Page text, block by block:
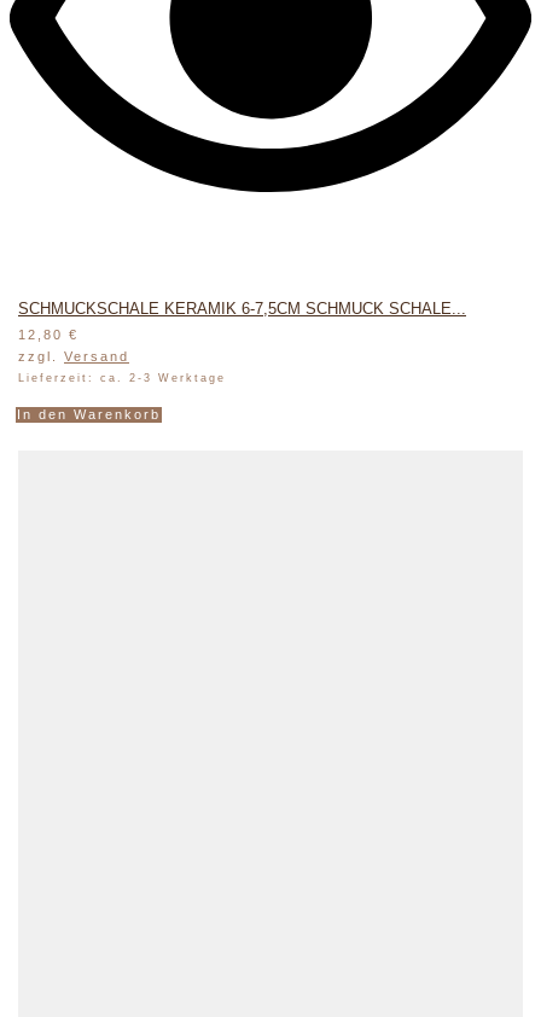
SCHMUCKSCHALE KERAMIK 6-7,5CM SCHMUCK SCHALE...
12,80 €
zzgl. Versand
Lieferzeit: ca. 2-3 Werktage
In den Warenkorb